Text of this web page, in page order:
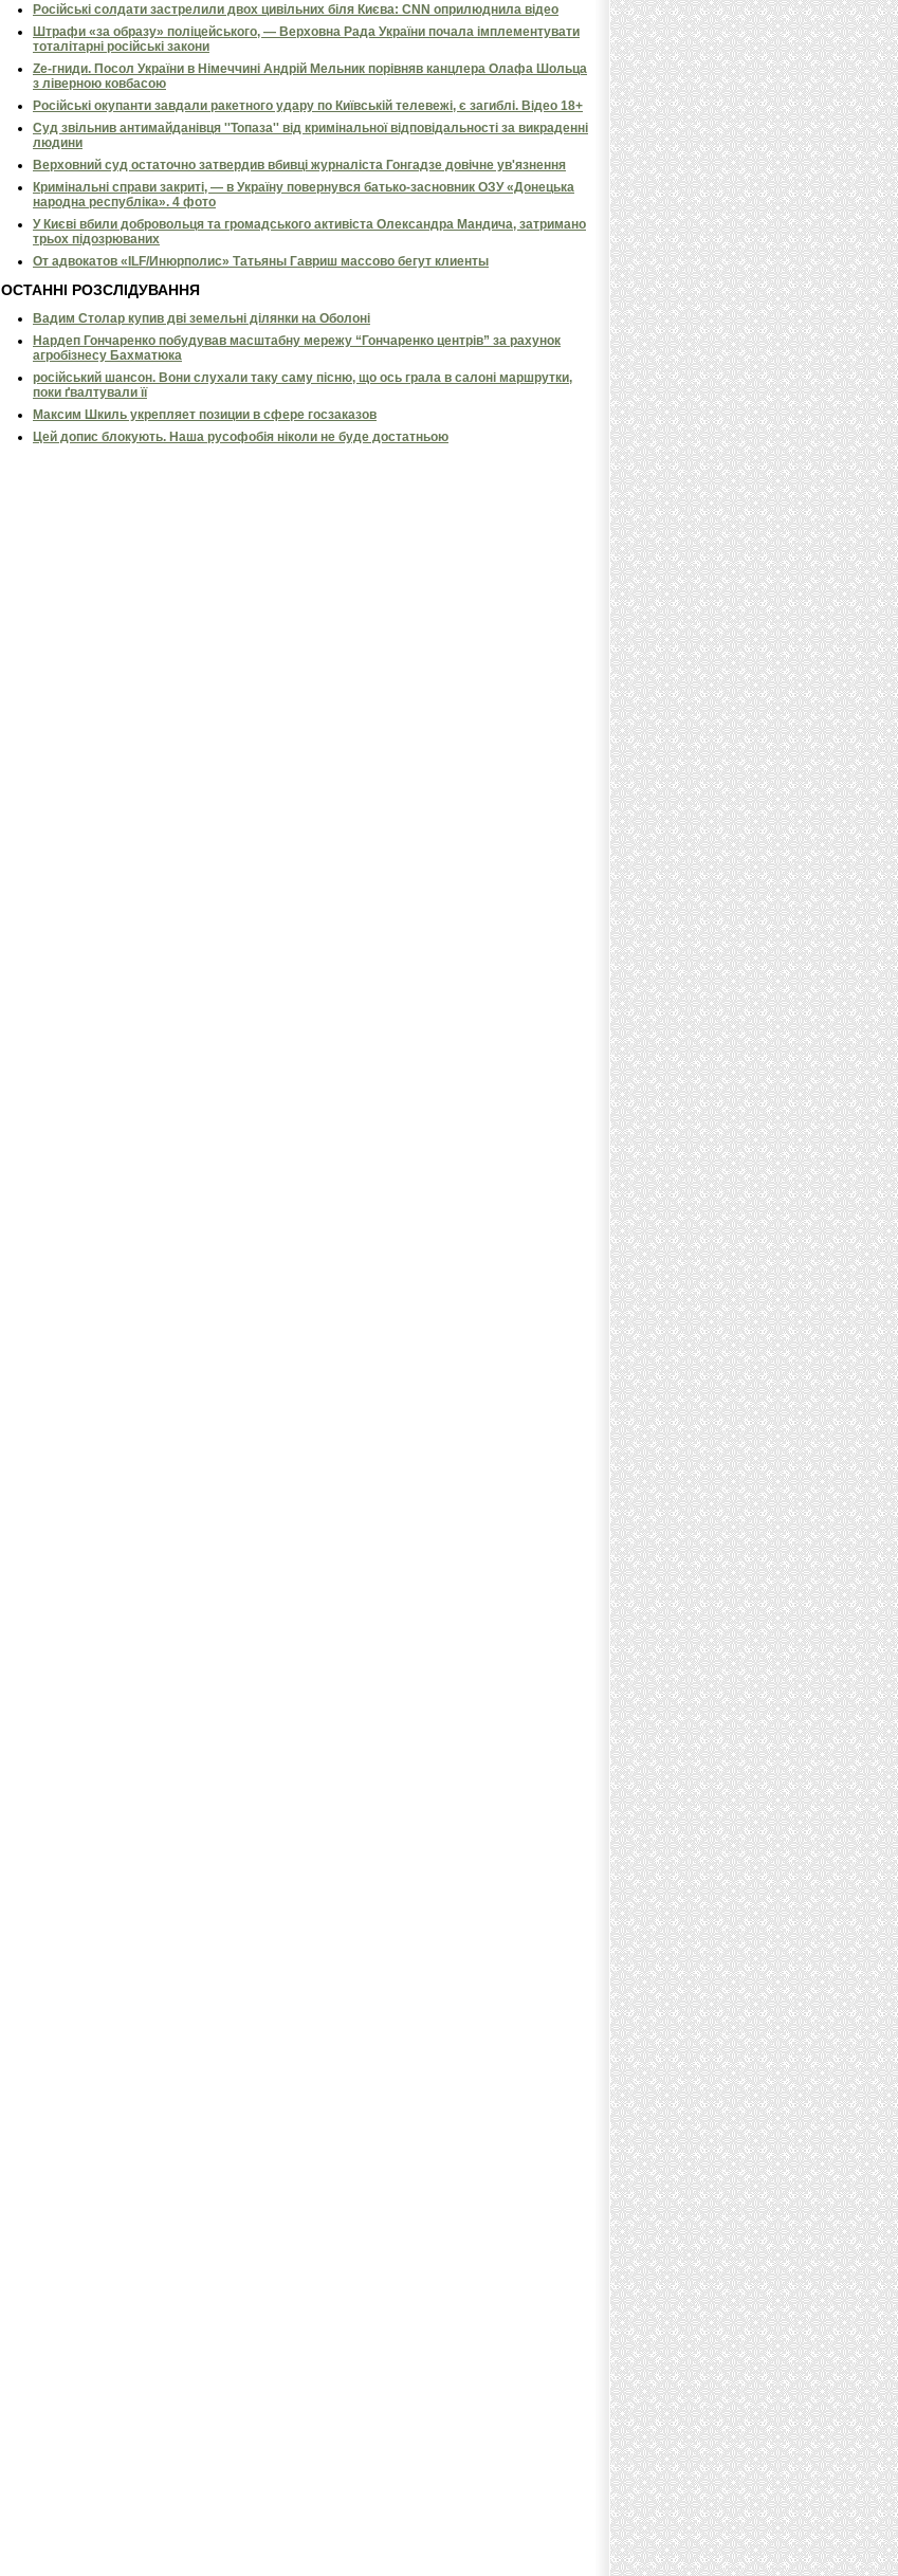
Російські солдати застрелили двох цивільних біля Києва: CNN оприлюднила відео
Штрафи «за образу» поліцейського, — Верховна Рада України почала імплементувати
тоталітарні російські закони
Ze-гниди. Посол України в Німеччині Андрій Мельник порівняв канцлера Олафа Шольца
з ліверною ковбасою
Російські окупанти завдали ракетного удару по Київській телевежі, є загиблі. Відео 18+
Суд звільнив антимайданівця ''Топаза'' від кримінальної відповідальності за викраденні
людини
Верховний суд остаточно затвердив вбивці журналіста Гонгадзе довічне ув'язнення
Кримінальні справи закриті, — в Україну повернувся батько-засновник ОЗУ «Донецька
народна республіка». 4 фото
У Києві вбили добровольця та громадського активіста Олександра Мандича, затримано
трьох підозрюваних
От адвокатов «ILF/Инюрполис» Татьяны Гавриш массово бегут клиенты
ОСТАННІ РОЗСЛІДУВАННЯ
Вадим Столар купив дві земельні ділянки на Оболоні
Нардеп Гончаренко побудував масштабну мережу “Гончаренко центрів” за рахунок
агробізнесу Бахматюка
російський шансон. Вони слухали таку саму пісню, що ось грала в салоні маршрутки,
поки ґвалтували її
Максим Шкиль укрепляет позиции в сфере госзаказов
Цей допис блокують. Наша русофобія ніколи не буде достатньою